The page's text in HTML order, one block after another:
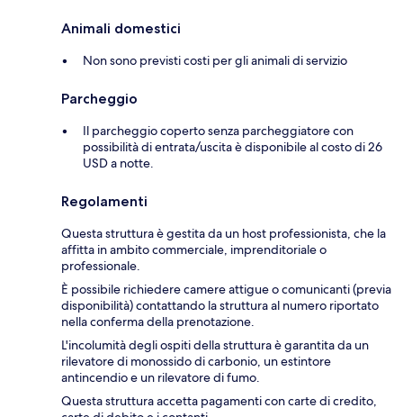
Animali domestici
Non sono previsti costi per gli animali di servizio
Parcheggio
Il parcheggio coperto senza parcheggiatore con
possibilità di entrata/uscita è disponibile al costo di 26
USD a notte.
Regolamenti
Questa struttura è gestita da un host professionista, che la
affitta in ambito commerciale, imprenditoriale o
professionale.
È possibile richiedere camere attigue o comunicanti (previa
disponibilità) contattando la struttura al numero riportato
nella conferma della prenotazione.
L'incolumità degli ospiti della struttura è garantita da un
rilevatore di monossido di carbonio, un estintore
antincendio e un rilevatore di fumo.
Questa struttura accetta pagamenti con carte di credito,